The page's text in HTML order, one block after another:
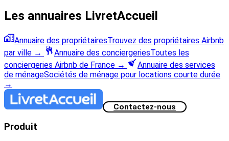
Les annuaires LivretAccueil
Annuaire des propriétairesTrouvez des propriétaires Airbnb
par ville → Annuaire des conciergeriesToutes les
conciergeries Airbnb de France →
Annuaire des services
de ménageSociétés de ménage pour locations courte durée
→
Contactez-nous
Produit